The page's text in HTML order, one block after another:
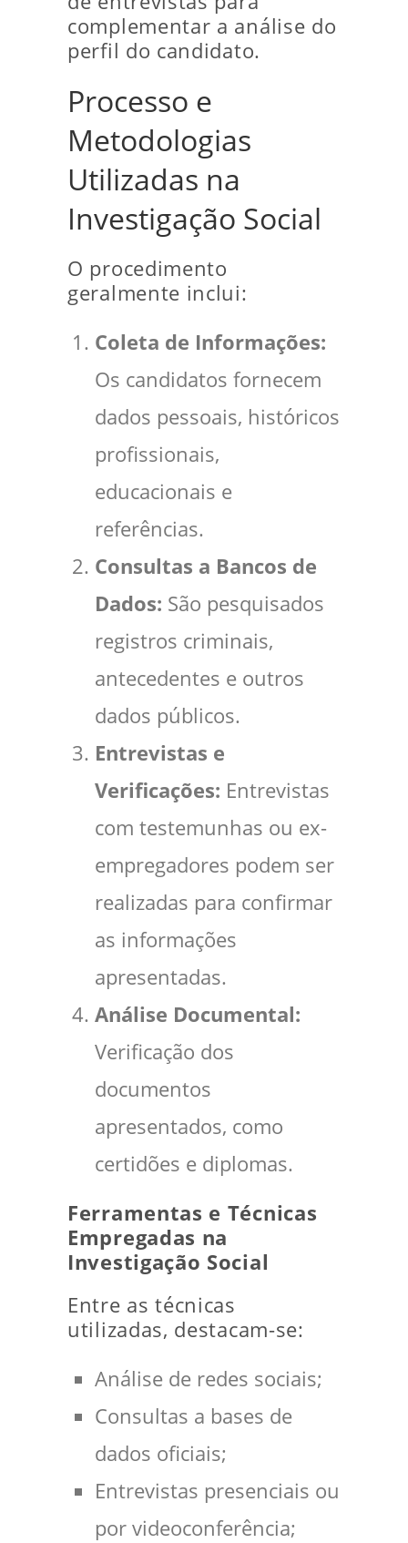
complementar a análise do
perfil do candidato.
Processo e
Metodologias
Utilizadas na
Investigação Social
O procedimento
geralmente inclui:
Coleta de Informações:
Os candidatos fornecem
dados pessoais, históricos
profissionais,
educacionais e
referências.
Consultas a Bancos de
Dados: São pesquisados
registros criminais,
antecedentes e outros
dados públicos.
Entrevistas e
Verificações: Entrevistas
com testemunhas ou ex-
empregadores podem ser
realizadas para confirmar
as informações
apresentadas.
Análise Documental:
Verificação dos
documentos
apresentados, como
certidões e diplomas.
Ferramentas e Técnicas
Empregadas na
Investigação Social
Entre as técnicas
utilizadas, destacam-se:
Análise de redes sociais;
Consultas a bases de
dados oficiais;
Entrevistas presenciais ou
por videoconferência;